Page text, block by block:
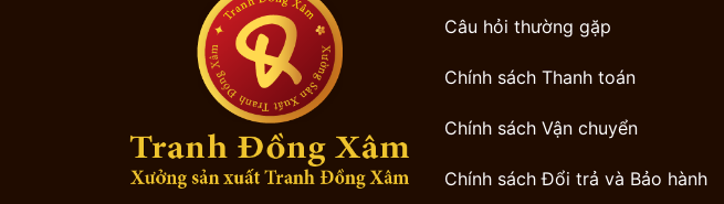
Câu hỏi thường gặp
Chính sách Thanh toán
Chính sách Vận chuyển
Chính sách Đổi trả và Bảo hành